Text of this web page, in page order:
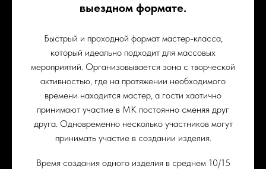
выездном формате.
Быстрый и проходной формат мастер-класса,
который идеально подходит для массовых
мероприятий. Организовывается зона с творческой
активностью, где на протяжении необходимого
времени находится мастер, а гости хаотично
принимают участие в МК постоянно сменяя друг
друга. Одновременно несколько участников могут
принимать участие в создании изделия.
Время создания одного изделия в среднем 10/15